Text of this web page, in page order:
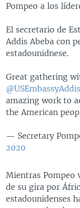
Pompeo a los
El secretario de
Addis Abeba con
estadounidnese.
Great gathering
@USEmbassyAddis
amazing work to
the American
— Secretary
2020
Mientras Pompeo
de su gira por
estadounidenses